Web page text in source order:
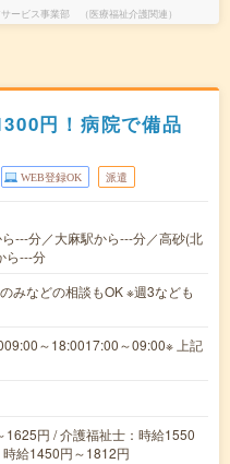
ービス事業部 （医療福祉介護関連）
円！病院で備品
WEB登録OK 派遣
---分／大麻駅から---分／高砂(北
ら---分
みなどの相談もOK ※週3なども
～18:0017:00～09:00※ 上記
円 / 介護福祉士：時給1550
給1450円～1812円